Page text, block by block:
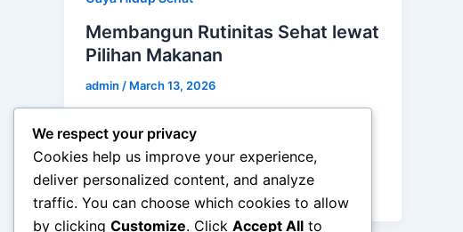
Membangun Rutinitas Sehat lewat
Pilihan Makanan
admin / March 13, 2026
Makanan – Kesehatan tubuh tidak hanya
ditentukan oleh aktivitas fisik, tetapi juga
oleh pola makan […]
We respect your privacy
Cookies help us improve your experience,
deliver personalized content, and analyze
traffic. You can choose which cookies to allow
by clicking Customize. Click Accept All to